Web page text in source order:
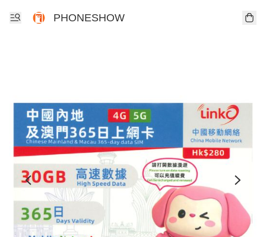
PHONESHOW